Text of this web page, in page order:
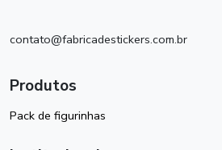
contato@fabricadestickers.com.br
Produtos
Pack de figurinhas